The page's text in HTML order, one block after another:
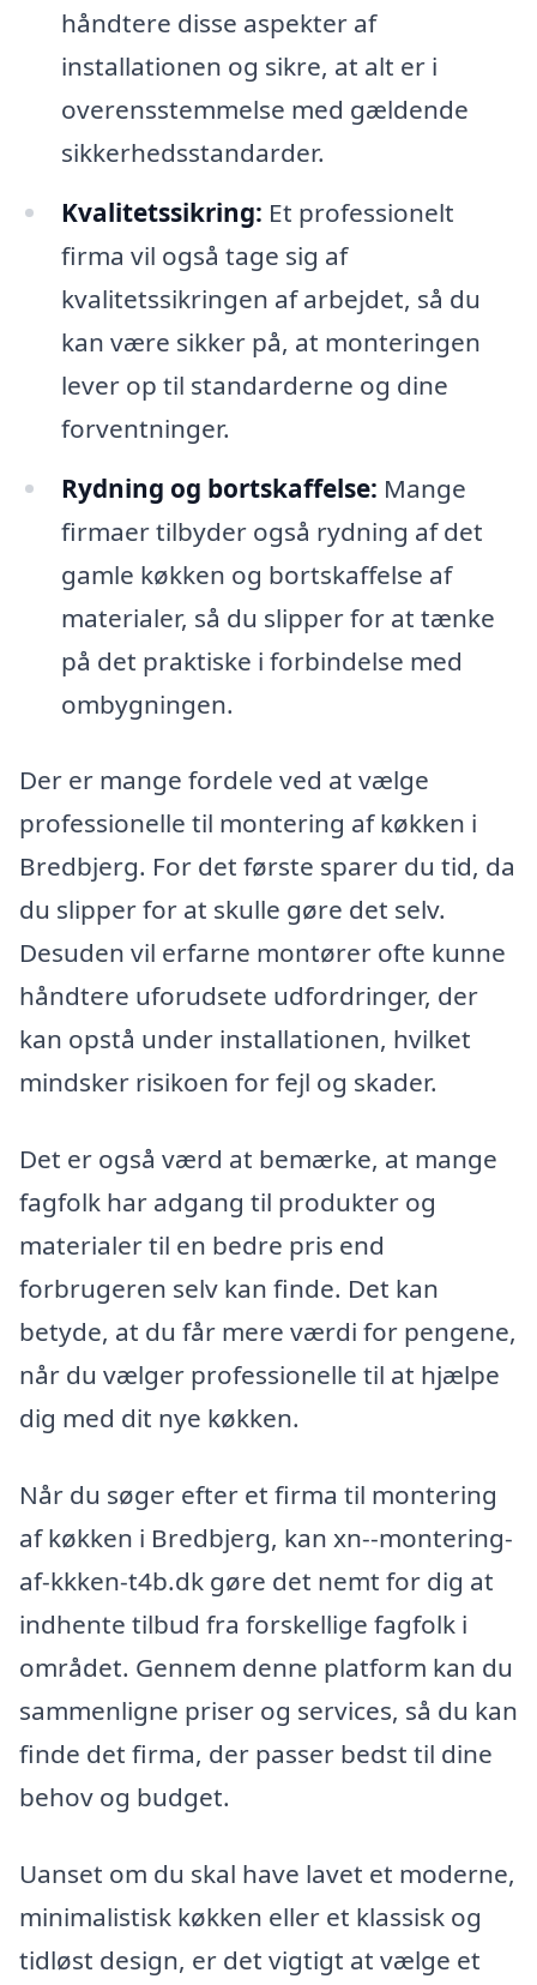
håndtere disse aspekter af
installationen og sikre, at alt er i
overensstemmelse med gældende
sikkerhedsstandarder.
Kvalitetssikring: Et professionelt
firma vil også tage sig af
kvalitetssikringen af arbejdet, så du
kan være sikker på, at monteringen
lever op til standarderne og dine
forventninger.
Rydning og bortskaffelse: Mange
firmaer tilbyder også rydning af det
gamle køkken og bortskaffelse af
materialer, så du slipper for at tænke
på det praktiske i forbindelse med
ombygningen.
Der er mange fordele ved at vælge
professionelle til montering af køkken i
Bredbjerg. For det første sparer du tid, da
du slipper for at skulle gøre det selv.
Desuden vil erfarne montører ofte kunne
håndtere uforudsete udfordringer, der
kan opstå under installationen, hvilket
mindsker risikoen for fejl og skader.
Det er også værd at bemærke, at mange
fagfolk har adgang til produkter og
materialer til en bedre pris end
forbrugeren selv kan finde. Det kan
betyde, at du får mere værdi for pengene,
når du vælger professionelle til at hjælpe
dig med dit nye køkken.
Når du søger efter et firma til montering
af køkken i Bredbjerg, kan xn--montering-
af-kkken-t4b.dk gøre det nemt for dig at
indhente tilbud fra forskellige fagfolk i
området. Gennem denne platform kan du
sammenligne priser og services, så du kan
finde det firma, der passer bedst til dine
behov og budget.
Uanset om du skal have lavet et moderne,
minimalistisk køkken eller et klassisk og
tidløst design, er det vigtigt at vælge et